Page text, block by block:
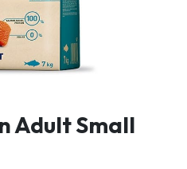
Adult Small